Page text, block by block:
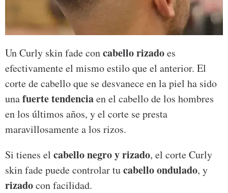
Un Curly skin fade concabello rizadoes
efectivamente el mismo estilo que el anterior. El
corte de cabello que se desvanece en la piel ha sido
unafuerte tendenciaen el cabello de los hombres
en los últimos años, y el corte se presta
maravillosamente a los rizos.
Si tienes el cabello negro y rizado, el corte Curly
skin fade puede controlar tucabello ondulado, y
rizadocon facilidad.